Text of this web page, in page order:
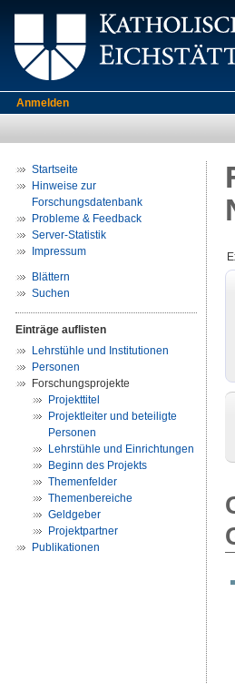
Anmelden
Startseite
Hinweise zur
Forschungsdatenbank
Probleme & Feedback
Server-Statistik
Impressum
Blättern
Suchen
Einträge auflisten
Lehrstühle und Institutionen
Personen
Forschungsprojekte
Projekttitel
Projektleiter und beteiligte
Personen
Lehrstühle und Einrichtungen
Beginn des Projekts
Themenfelder
Themenbereiche
Geldgeber
Projektpartner
Publikationen